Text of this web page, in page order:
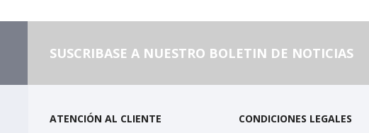
SUSCRIBASE A NUESTRO BOLETIN DE NOTICIAS
ATENCIÓN AL CLIENTE CONDICIONES LEGALES